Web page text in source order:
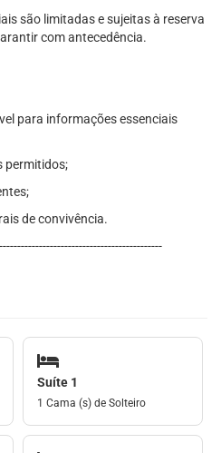
são limitadas e sujeitas à reserva
com antecedência.
para informações essenciais
permitidos;
de convivência.
Suíte 1
1 Cama (s) de Solteiro